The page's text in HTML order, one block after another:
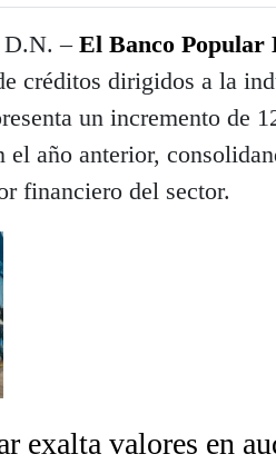
D.N. –El Banco Popular
créditos dirigidos a la
un incremento de
el año anterior,
financiero del sector.
exalta valores en